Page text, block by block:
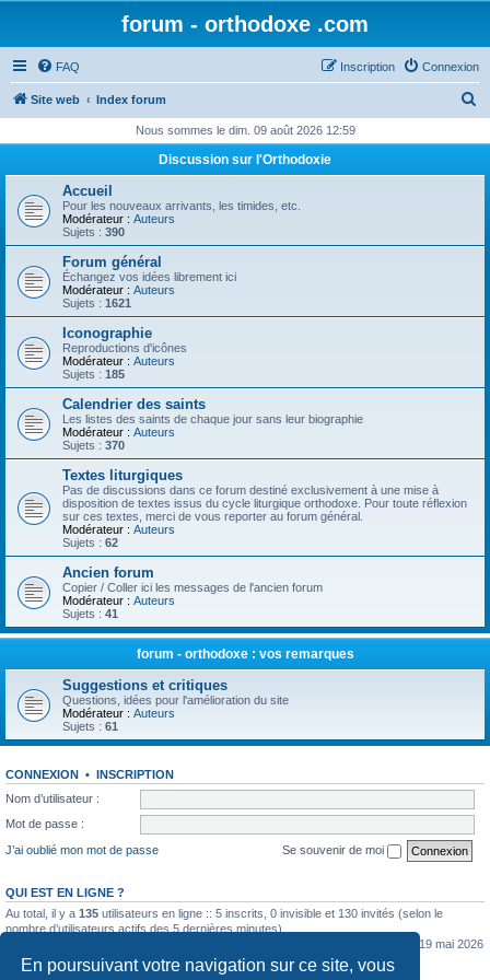
En poursuivant votre navigation sur ce site, vous
forum - orthodoxe .com
FAQ Connexion
Inscription
Site web Index forum
h
Nous sommes le dim. 09 août 2026 12:59
Discussion sur l'Orthodoxie
Accueil
Pour les nouveaux arrivants, les timides, etc.
Modérateur : Auteurs
Sujets : 390
Forum général
Échangez vos idées librement ici
Modérateur : Auteurs
Sujets : 1621
Iconographie
Reproductions d'icônes
Modérateur : Auteurs
Sujets : 185
Calendrier des saints
Les listes des saints de chaque jour sans leur biographie
Modérateur : Auteurs
Sujets : 370
Textes liturgiques
Pas de discussions dans ce forum destiné exclusivement à une mise à
disposition de textes issus du cycle liturgique orthodoxe. Pour toute réflexion
sur ces textes, merci de vous reporter au forum général.
Modérateur : Auteurs
Sujets : 62
Ancien forum
Copier / Coller ici les messages de l'ancien forum
Modérateur : Auteurs
Sujets : 41
forum - orthodoxe : vos remarques
Suggestions et critiques
Questions, idées pour l'amélioration du site
Modérateur : Auteurs
Sujets : 61
CONNEXION • INSCRIPTION
Nom d’utilisateur :
Mot de passe :
J’ai oublié mon mot de passe
Se souvenir de moi
QUI EST EN LIGNE ?
Au total, il y a 135 utilisateurs en ligne :: 5 inscrits, 0 invisible et 130 invités (selon le
nombre d’utilisateurs actifs des 5 dernières minutes)
le mar. 19 mai 2026
0:07